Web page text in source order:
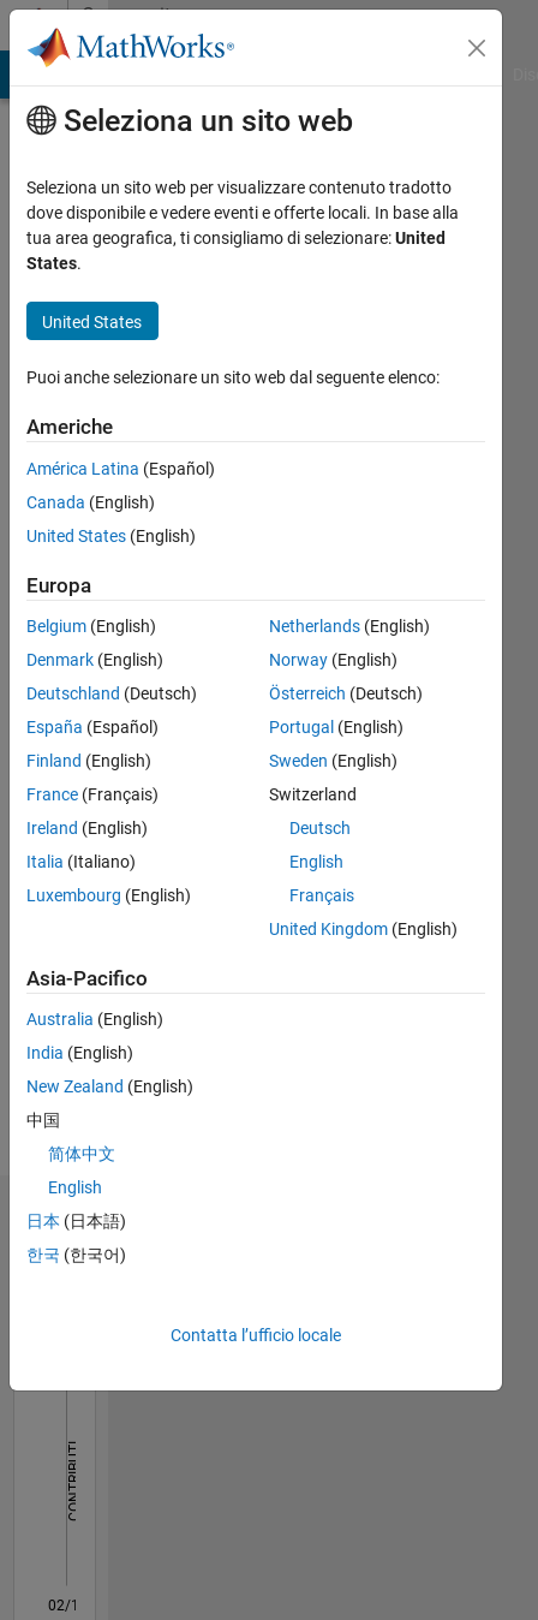
Vai al contenutoCommunity
Profile
ibrahim
kucukdemiral
Glasgow
Caledonian
UK
and
Yildiz
Technical
University,
TR
Last
seen:
anni fa
Attivo
dal 2018
Followers:
Following:
Messaggio
Dr
Ibrahim
Kucukdemiral
is a
lecturer
Instrumentation,
Control
and
professor
engineering.
Mostra
altro
Dashboard
CONTRIBUTI
L
02/18
01/19
12/19
11/20
10/21
09/22
08/23
07/24
06/25
05/26
02/19
02/20
02/21
02/22
02/23
02/24
02/25
02/26
04/19
06/20
08/21
10/22
12/23
04/26
Seleziona un sito web
Seleziona un sito web per visualizzare contenuto tradotto
dove disponibile e vedere eventi e offerte locali. In base alla
tua area geografica, ti consigliamo di selezionare:United
States.
United States
Puoi anche selezionare un sito web dal seguente elenco:
Americhe
América Latina (Español)
Canada (English)
United States (English)
Europa
Belgium (English)
Denmark (English)
Deutschland (Deutsch)
España (Español)
Finland (English)
France (Français)
Ireland (English)
Italia (Italiano)
Luxembourg (English)
Netherlands(English)
Norway(English)
Österreich (Deutsch)
Portugal (English)
Sweden (English)
Switzerland
Deutsch
English
Français
United Kingdom(English)
Asia-Pacifico
Australia (English)
India (English)
New Zealand (English)
中国
简体中文
English
日本 (日本語)
한국 (한국어)
Contatta l’ufficio locale